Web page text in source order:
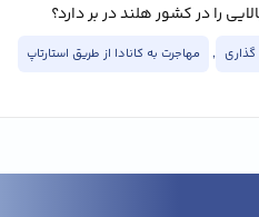
را در کشور هلند در بر دارد؟
گذاری , مهاجرت به کانادا از طریق استارتاپ